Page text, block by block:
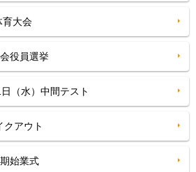
育大会
役員選挙
（水）中間テスト
クアウト
始業式